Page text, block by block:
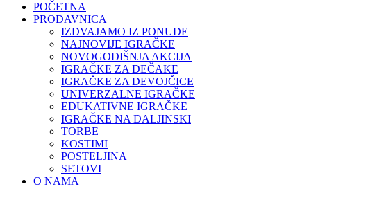
POČETNA
PRODAVNICA
IZDVAJAMO IZ PONUDE
NAJNOVIJE IGRAČKE
NOVOGODIŠNJA AKCIJA
IGRAČKE ZA DEČAKE
IGRAČKE ZA DEVOJČICE
UNIVERZALNE IGRAČKE
EDUKATIVNE IGRAČKE
IGRAČKE NA DALJINSKI
TORBE
KOSTIMI
POSTELJINA
SETOVI
O NAMA